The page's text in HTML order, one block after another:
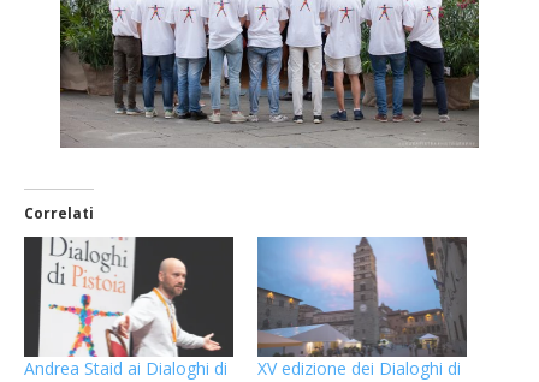
Correlati
Andrea Staid ai Dialoghi di
XV edizione dei Dialoghi di